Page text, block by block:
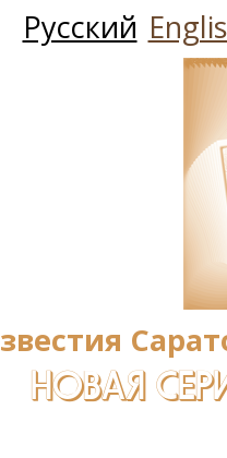
Русский
НОВАЯ